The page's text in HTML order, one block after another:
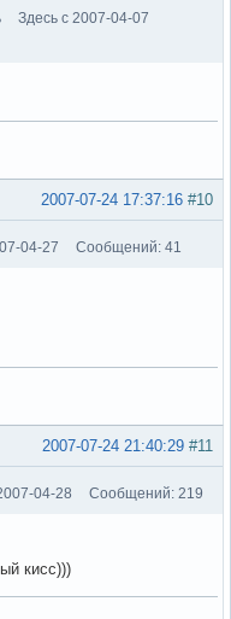
Здесь с 2007-04-07
#10
2007-07-24 17:37:16
04-27 Сообщений: 41
#11
2007-07-24 21:40:29
04-28 Сообщений: 219
кисс)))